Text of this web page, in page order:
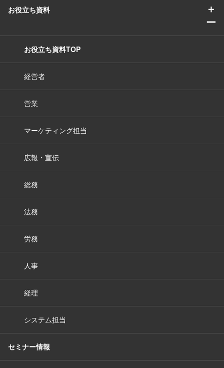
お役立ち資料
＋
ー
お役立ち資料TOP
経営者
営業
マーケティング担当
広報・宣伝
総務
法務
労務
人事
経理
システム担当
セミナー情報